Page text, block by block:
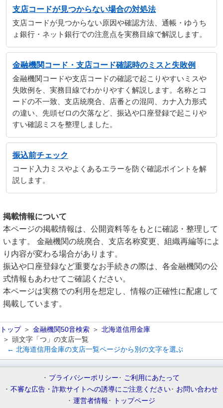
支店コードが見つからない場合の対処法
支店コードが見つからない原因や確認方法、通帳・ゆうち
ょ銀行・ネット銀行での注意点を実務目線で解説します。
金融機関コード・支店コード確認時のミスと失敗例
金融機関コードや支店コードの確認で起こりやすいミスや
失敗例を、実務目線でわかりやすく解説します。名称とコ
ードの不一致、支店統廃合、店番との混同、カナ入力形式
の違い、先頭ゼロの欠落など、振込や口座登録で起こりや
すい確認ミスを整理しました。
振込前チェック
コード入力ミスやよくあるエラーを防ぐ確認ポイントを解
説します。
掲載情報について
本ページの掲載情報は、公開資料等をもとに確認・整理して
います。 金融機関の統廃合、支店名称変更、組織再編等によ
り内容が変わる場合があります。
振込や口座登録など重要なお手続きの際は、各金融機関の公
式情報もあわせてご確認ください。
本ページは実務での利用を想定し、情報の正確性に配慮して
掲載しています。
トップ 金融機関50音検索
北海道信用金庫
頭文字「つ」の支店一覧
← 北海道信用金庫の支店一覧ページから別の文字を選ぶ
プライバシーポリシー
ご利用にあたって
不審な広告・詐欺サイトへの誘導にご注意ください
お問い合わせ
運営者情報
トップページ